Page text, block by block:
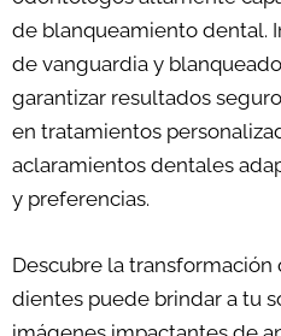
de blanqueamiento dental.
de vanguardia y
garantizar resultados
en tratamientos
aclaramientos dentales
y preferencias.
Descubre la
dientes puede brindar a tu